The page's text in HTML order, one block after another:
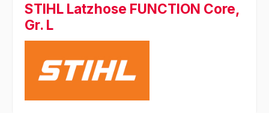
STIHL Latzhose FUNCTION Core,
Gr. L